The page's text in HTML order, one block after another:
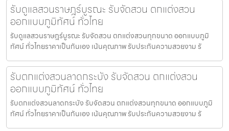
รับดูแลสวนราษฎร์บูรณะ รับจัดสวน ตกแต่งสวน
ออกแบบภูมิทัศน์ ทั่วไทย
รับดูแลสวนราษฎร์บูรณะ รับจัดสวน ตกแต่งสวนทุกขนาด ออกแบบภูมิ
ทัศน์ ทั่วไทยราคาเป็นกันเอง เน้นคุณภาพ รับประกันความสวยงาม รั
รับตกแต่งสวนลาดกระบัง รับจัดสวน ตกแต่งสวน
ออกแบบภูมิทัศน์ ทั่วไทย
รับตกแต่งสวนลาดกระบัง รับจัดสวน ตกแต่งสวนทุกขนาด ออกแบบภูมิ
ทัศน์ ทั่วไทยราคาเป็นกันเอง เน้นคุณภาพ รับประกันความสวยงาม รั